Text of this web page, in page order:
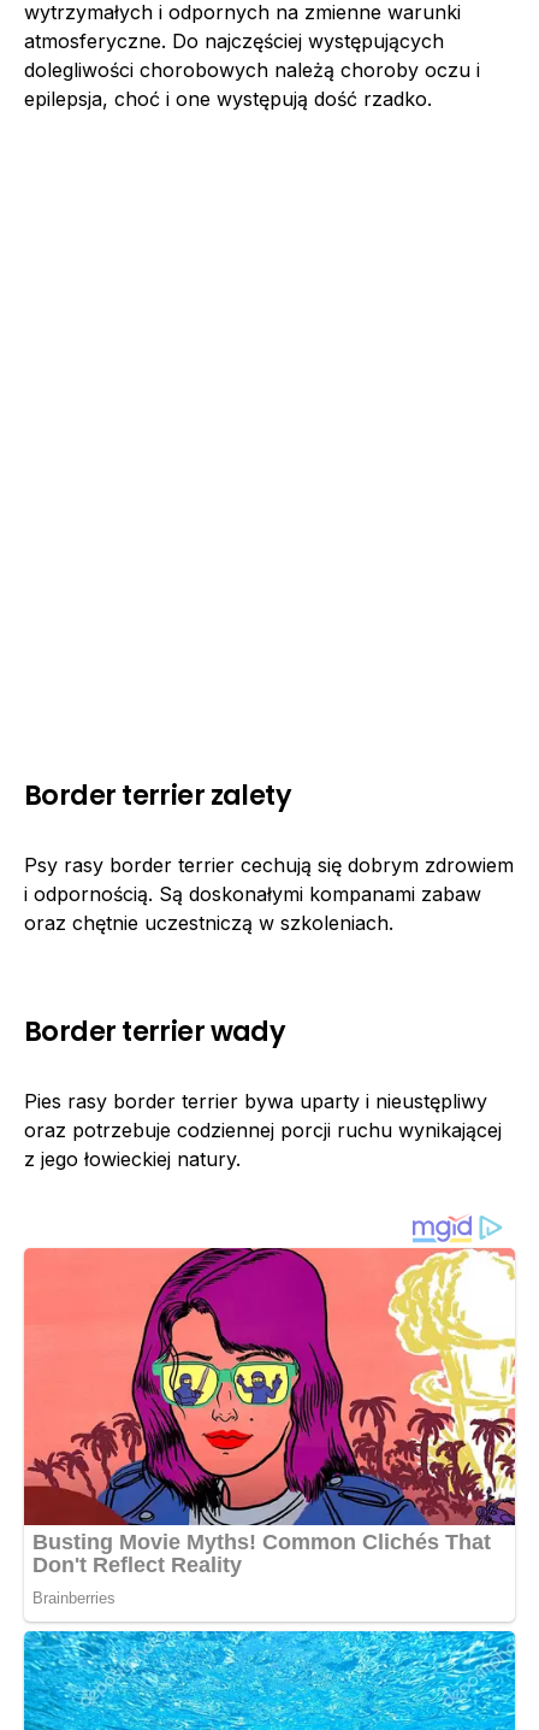
wytrzymałych i odpornych na zmienne warunki
atmosferyczne. Do najczęściej występujących
dolegliwości chorobowych należą choroby oczu i
epilepsja, choć i one występują dość rzadko.
Border terrier zalety
Psy rasy border terrier cechują się dobrym zdrowiem
i odpornością. Są doskonałymi kompanami zabaw
oraz chętnie uczestniczą w szkoleniach.
Border terrier wady
Pies rasy border terrier bywa uparty i nieustępliwy
oraz potrzebuje codziennej porcji ruchu wynikającej
z jego łowieckiej natury.